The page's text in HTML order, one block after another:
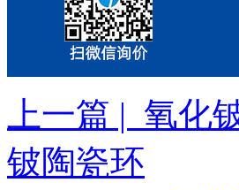
上一篇 | 氧化
铍陶瓷环